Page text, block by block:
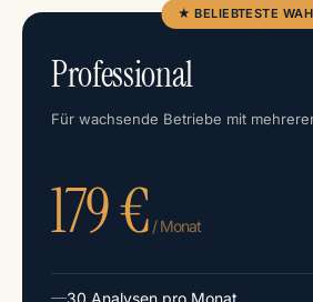
★ BELIEBTESTE
Professional
Für wachsende Betriebe mit
179 € / Monat
30 Analysen pro Monat